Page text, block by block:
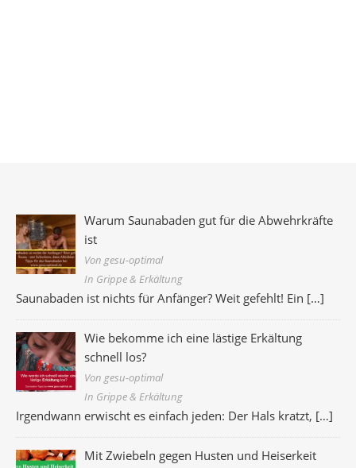
Warum Saunabaden gut für die Abwehrkräfte
ist
Von gesu-optimal
In Grippe & Erkältung
Saunabaden ist nichts für Anfänger? Weit gefehlt! Ein […]
Wie bekomme ich eine lästige Erkältung
schnell los?
Von gesu-optimal
In Grippe & Erkältung
Irgendwann erwischt es einfach jeden: Der Hals kratzt, […]
Mit Zwiebeln gegen Husten und Heiserkeit